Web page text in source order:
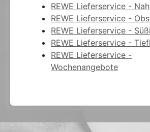
REWE Lieferservice -
REWE Lieferservice -
REWE Lieferservice -
REWE Lieferservice -
REWE Lieferservice -
Wochenangebote